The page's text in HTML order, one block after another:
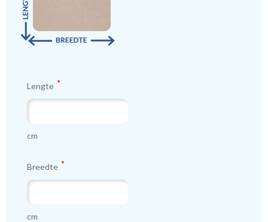
Lengte
cm
Breedte
cm